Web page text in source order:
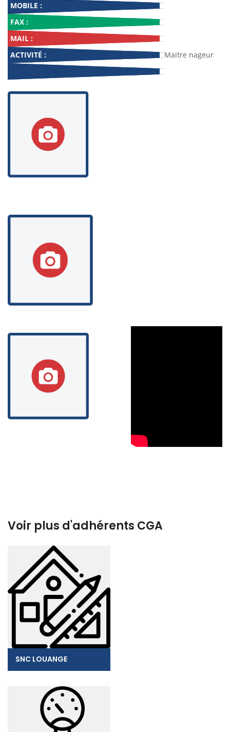
MOBILE :
FAX :
MAIL :
ACTIVITÉ :
Maitre nageur
Voir plus d'adhérents CGA
SNC LOUANGE